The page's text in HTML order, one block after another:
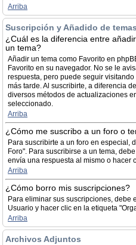
Arriba
Suscripción y Añadido de
¿Cuál es la diferencia entre
un tema?
Añadir un tema como Favorito en
Favorito en su navegador. No se le
respuesta, pero puede seguir
más tarde. Al suscribirte, a diferencia
diversos métodos de actualizaciones
seleccionado.
Arriba
¿Cómo me suscribo a un foro o
Para suscribirte a un foro en especial,
Foro". Para suscribirse a un tema,
envía una respuesta al mismo o hacer
Arriba
¿Cómo borro mis suscripciones?
Para eliminar sus suscripciones, debe
Usuario y hacer clic en la etiqueta
Arriba
Archivos Adjuntos